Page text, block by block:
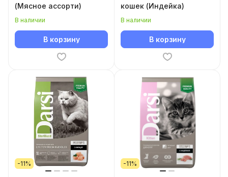
(Мясное ассорти)
В наличии
В корзину
кошек (Индейка)
В наличии
В корзину
-11% -11%